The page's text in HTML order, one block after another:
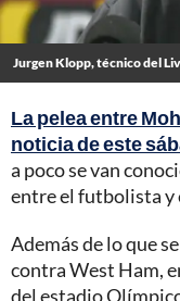
Jurgen Klopp, técnico del
La pelea entre
noticia de este
a poco se van
entre el futbolista y
Además de lo que
contra West Ham,
del estadio